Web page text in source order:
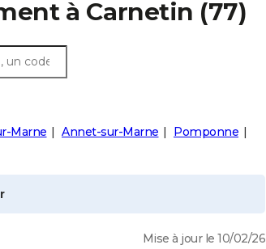
à Carnetin (77)
Marne Annet-sur-Marne
Pomponne
Mise à jour le 10/02/26